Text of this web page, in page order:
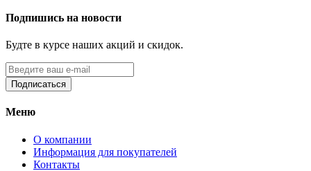
Подпишись на новости
Будте в курсе наших акций и скидок.
Подписаться
Меню
О компании
Информация для покупателей
Контакты